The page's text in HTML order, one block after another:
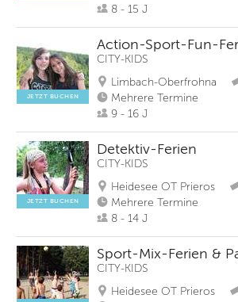
8 - 15 J
JETZT BUCHEN
Action-Sport-Fun-
CITY-KIDS
Limbach-Oberfrohna
Mehrere Termine
9 - 16 J
JETZT BUCHEN
Detektiv-Ferien
CITY-KIDS
Heidesee OT Prieros
Mehrere Termine
8 - 14 J
Sport-Mix-Ferien &
CITY-KIDS
Heidesee OT Prieros